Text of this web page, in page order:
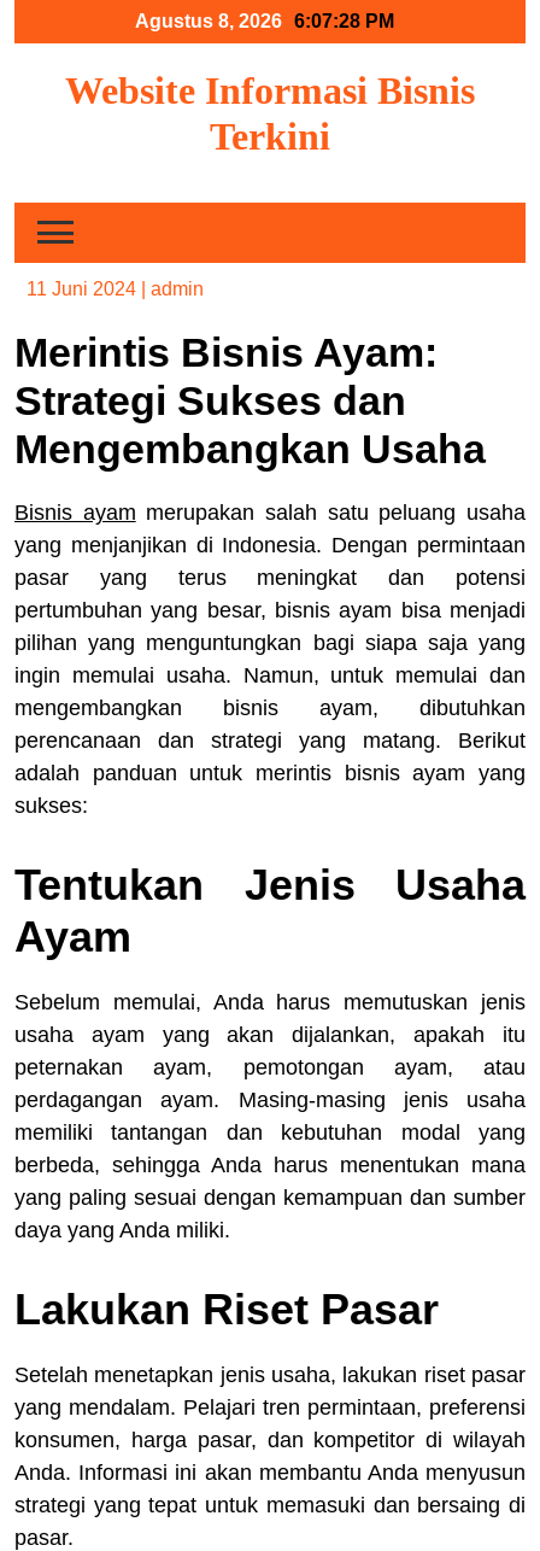
Agustus 8, 2026 6:07:28 PM
Website Informasi Bisnis
Terkini
11 Juni 2024 admin
Merintis Bisnis Ayam:
Strategi Sukses dan
Mengembangkan Usaha
Bisnis ayam merupakan salah satu peluang usaha
yang menjanjikan di Indonesia. Dengan permintaan
pasar yang terus meningkat dan potensi
pertumbuhan yang besar, bisnis ayam bisa menjadi
pilihan yang menguntungkan bagi siapa saja yang
ingin memulai usaha. Namun, untuk memulai dan
mengembangkan bisnis ayam, dibutuhkan
perencanaan dan strategi yang matang. Berikut
adalah panduan untuk merintis bisnis ayam yang
sukses:
Tentukan Jenis Usaha
Ayam
Sebelum memulai, Anda harus memutuskan jenis
usaha ayam yang akan dijalankan, apakah itu
peternakan ayam, pemotongan ayam, atau
perdagangan ayam. Masing-masing jenis usaha
memiliki tantangan dan kebutuhan modal yang
berbeda, sehingga Anda harus menentukan mana
yang paling sesuai dengan kemampuan dan sumber
daya yang Anda miliki.
Lakukan Riset Pasar
Setelah menetapkan jenis usaha, lakukan riset pasar
yang mendalam. Pelajari tren permintaan, preferensi
konsumen, harga pasar, dan kompetitor di wilayah
Anda. Informasi ini akan membantu Anda menyusun
strategi yang tepat untuk memasuki dan bersaing di
pasar.